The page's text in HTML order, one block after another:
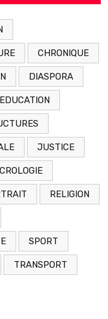
CHRONIQUE
DIASPORA
EDUCATION
JUSTICE
RELIGION
SPORT
TRANSPORT